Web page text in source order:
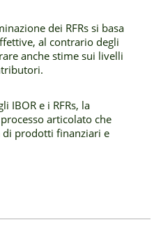
dei RFRs si basa
al contrario degli
anche stime sui livelli
IBOR e i RFRs, la
articolato che
di prodotti finanziari e